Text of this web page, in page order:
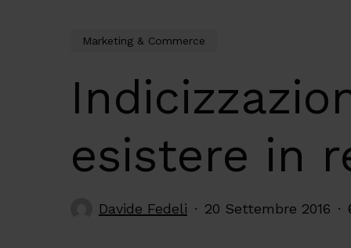
Marketing & Commerce
esistere in
Davide Fedeli 20 Settembre 2016